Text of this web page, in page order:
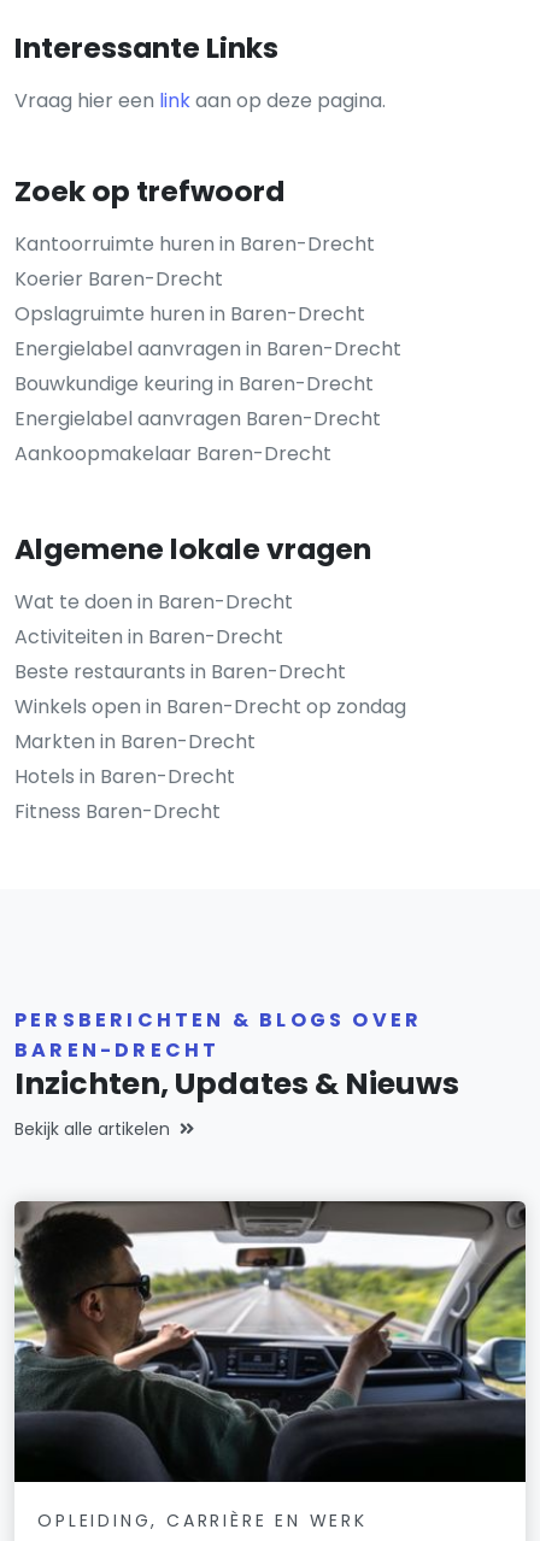
Interessante Links
Vraag hier een linkaan op deze pagina.
Zoek op trefwoord
Kantoorruimte huren in Baren-Drecht
Koerier Baren-Drecht
Opslagruimte huren in Baren-Drecht
Energielabel aanvragen in Baren-Drecht
Bouwkundige keuring in Baren-Drecht
Energielabel aanvragen Baren-Drecht
Aankoopmakelaar Baren-Drecht
Algemene lokale vragen
Wat te doen in Baren-Drecht
Activiteiten in Baren-Drecht
Beste restaurants in Baren-Drecht
Winkels open in Baren-Drecht op zondag
Markten in Baren-Drecht
Hotels in Baren-Drecht
Fitness Baren-Drecht
PERSBERICHTEN & BLOGS OVER
BAREN-DRECHT
Inzichten, Updates & Nieuws
Bekijk alle artikelen
OPLEIDING, CARRIÈRE EN WERK